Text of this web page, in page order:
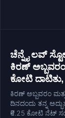
ಚೆನ್ನೈ ಲವ್
ಕಿರಣ್
ಕೋಟಿ
ಕಿರಣ್ ಅಬ್ಬವರಂ
ದಿನದಂದು ತನ್ನ
₹6.25 ಕೋಟಿ ನೆಟ್